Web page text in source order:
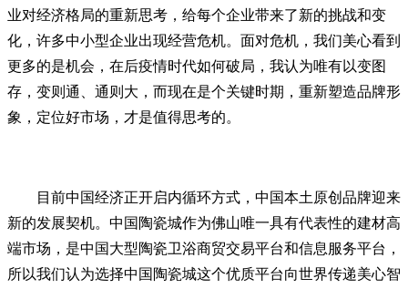
业对经济格局的重新思考，给每个企业带来了新的挑战和变
化，许多中小型企业出现经营危机。面对危机，我们美心看到
更多的是机会，在后疫情时代如何破局，我认为唯有以变图
存，变则通、通则大，而现在是个关键时期，重新塑造品牌形
象，定位好市场，才是值得思考的。
目前中国经济正开启内循环方式，中国本土原创品牌迎来
新的发展契机。中国陶瓷城作为佛山唯一具有代表性的建材高
端市场，是中国大型陶瓷卫浴商贸交易平台和信息服务平台，
所以我们认为选择中国陶瓷城这个优质平台向世界传递美心智